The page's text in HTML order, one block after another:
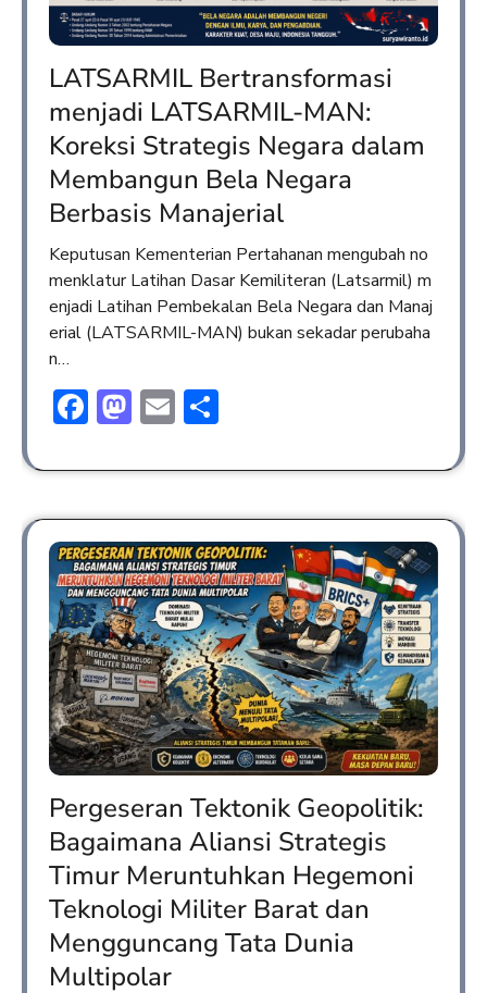
LATSARMIL Bertransformasi
menjadi LATSARMIL-MAN:
Koreksi Strategis Negara dalam
Membangun Bela Negara
Berbasis Manajerial
Keputusan Kementerian Pertahanan mengubah no
menklatur Latihan Dasar Kemiliteran (Latsarmil) m
enjadi Latihan Pembekalan Bela Negara dan Manaj
erial (LATSARMIL-MAN) bukan sekadar perubaha
n…
Facebook
Mastodon
Email
Pergeseran Tektonik Geopolitik:
Bagaimana Aliansi Strategis
Timur Meruntuhkan Hegemoni
Teknologi Militer Barat dan
Mengguncang Tata Dunia
Multipolar